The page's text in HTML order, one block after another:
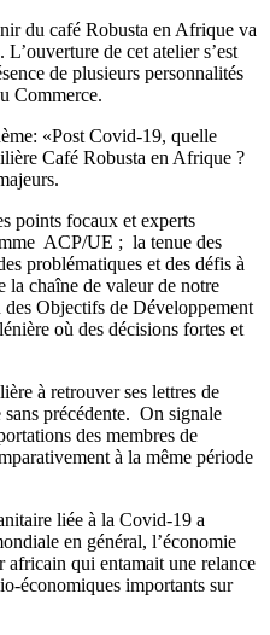
du café Robusta en Afrique va
de cet atelier s’est
de plusieurs personnalités
Commerce.
«Post Covid-19, quelle
Café Robusta en Afrique ?
points focaux et experts
ACP/UE ; la tenue des
problématiques et des défis à
la chaîne de valeur de notre
Objectifs de Développement
où des décisions fortes et
à retrouver ses lettres de
sans précédente. On signale
des membres de
à la même période
liée à la Covid-19 a
en général, l’économie
africain qui entamait une relance
économiques importants sur